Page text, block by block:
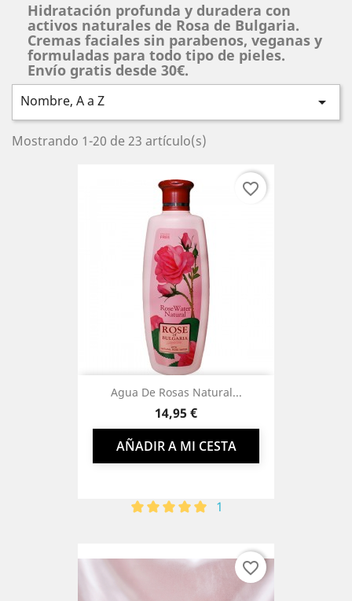
Hidratación profunda y duradera con
activos naturales de Rosa de Bulgaria.
Cremas faciales sin parabenos, veganas y
formuladas para todo tipo de pieles.
Envío gratis desde 30€.
Nombre, A a Z 
Mostrando 1-20 de 23 artículo(s)
Agua De Rosas Natural...
Precio
14,95 €
AÑADIR A MI CESTA
1
favorite_border
favorite_border